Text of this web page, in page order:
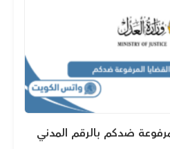
ضدكم بالرقم المدني